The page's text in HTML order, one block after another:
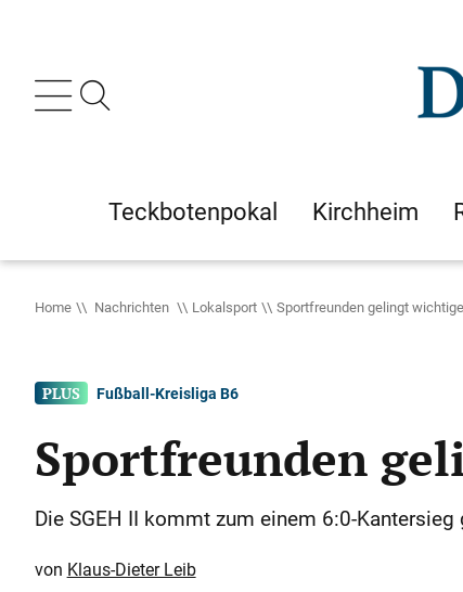
Teckbotenpokal Kirchheim
Home Nachrichten Lokalsport Sportfreunden gelingt
Fußball-Kreisliga B6
Sportfreunden
Die SGEH II kommt zum einem 6:0-
Klaus-Dieter Leib